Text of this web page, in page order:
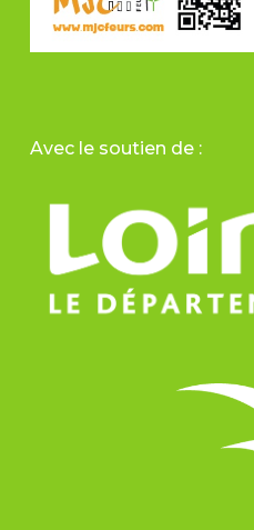
Avec le soutien de :